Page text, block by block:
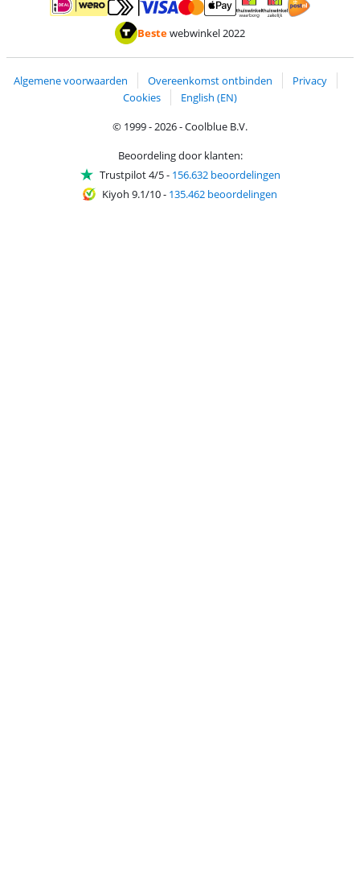
Betalen met iDEAL | WeroBetalen met MasterCard en Visa via ClickToPay
Betalen met ApplePay
Thuiswinkel waarborg
Bestewebwinkel 2022
Algemene voorwaarden Overeenkomst ontbinden
Privacy
Cookies
English (EN)
© 1999 - 2026 - Coolblue B.V.
Beoordeling door klanten:
Trustpilot 4/5- 156.632 beoordelingen
Kiyoh 9.1/10- 135.462 beoordelingen